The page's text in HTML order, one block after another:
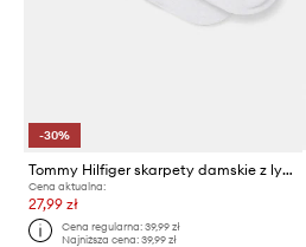
-30%
Tommy Hilfiger skarpety damskie z lyocellem
Cena aktualna:
27,99 zł
Cena regularna:39,99 zł
Najniższa cena:39,99 zł